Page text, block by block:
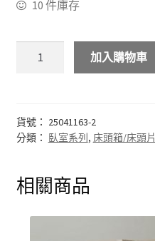
雙層床&子母床
床頭箱/床頭片
床頭櫃
書房系列
10 件庫存
加入購物車
貨號： 25041163-2
分類： 臥室系列, 床頭箱/床頭片
相關商品